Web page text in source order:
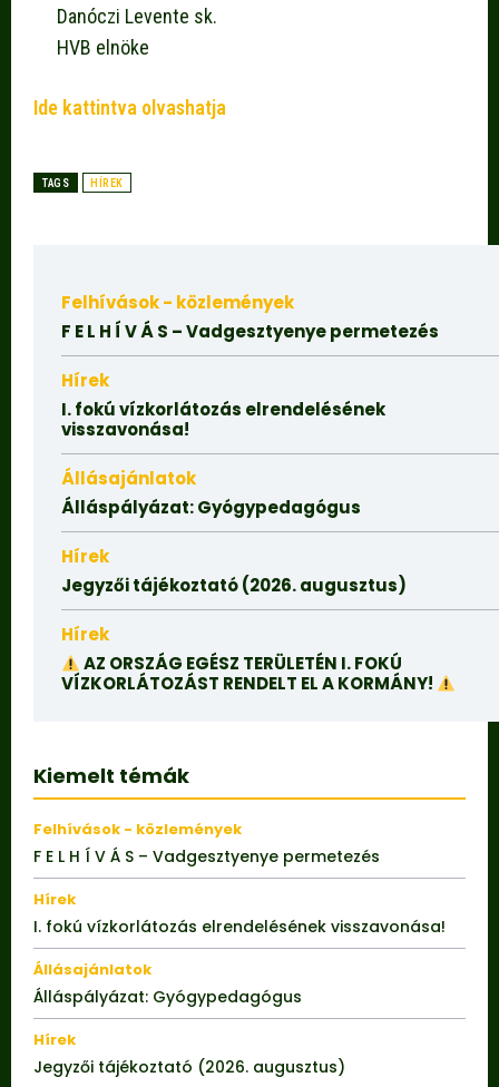
Danóczi Levente sk.
HVB elnöke
Ide kattintva olvashatja
TAGS HÍREK
Felhívások - közlemények
F E L H Í V Á S – Vadgesztyenye permetezés
Hírek
I. fokú vízkorlátozás elrendelésének
visszavonása!
Állásajánlatok
Álláspályázat: Gyógypedagógus
Hírek
Jegyzői tájékoztató (2026. augusztus)
Hírek
AZ ORSZÁG EGÉSZ TERÜLETÉN I. FOKÚ
VÍZKORLÁTOZÁST RENDELT EL A KORMÁNY!
Kiemelt témák
Felhívások - közlemények
F E L H Í V Á S – Vadgesztyenye permetezés
Hírek
I. fokú vízkorlátozás elrendelésének visszavonása!
Állásajánlatok
Álláspályázat: Gyógypedagógus
Hírek
Jegyzői tájékoztató (2026. augusztus)